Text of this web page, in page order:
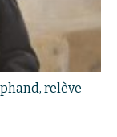
relève